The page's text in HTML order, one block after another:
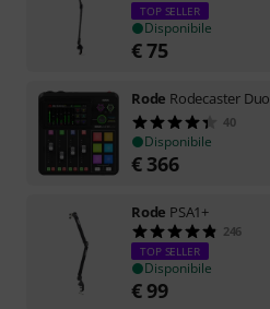
TOP SELLER
Disponibile
€75
Rode Rodecaster Duo
40
Disponibile
€ 366
Rode PSA1+
246
TOP SELLER
Disponibile
€99